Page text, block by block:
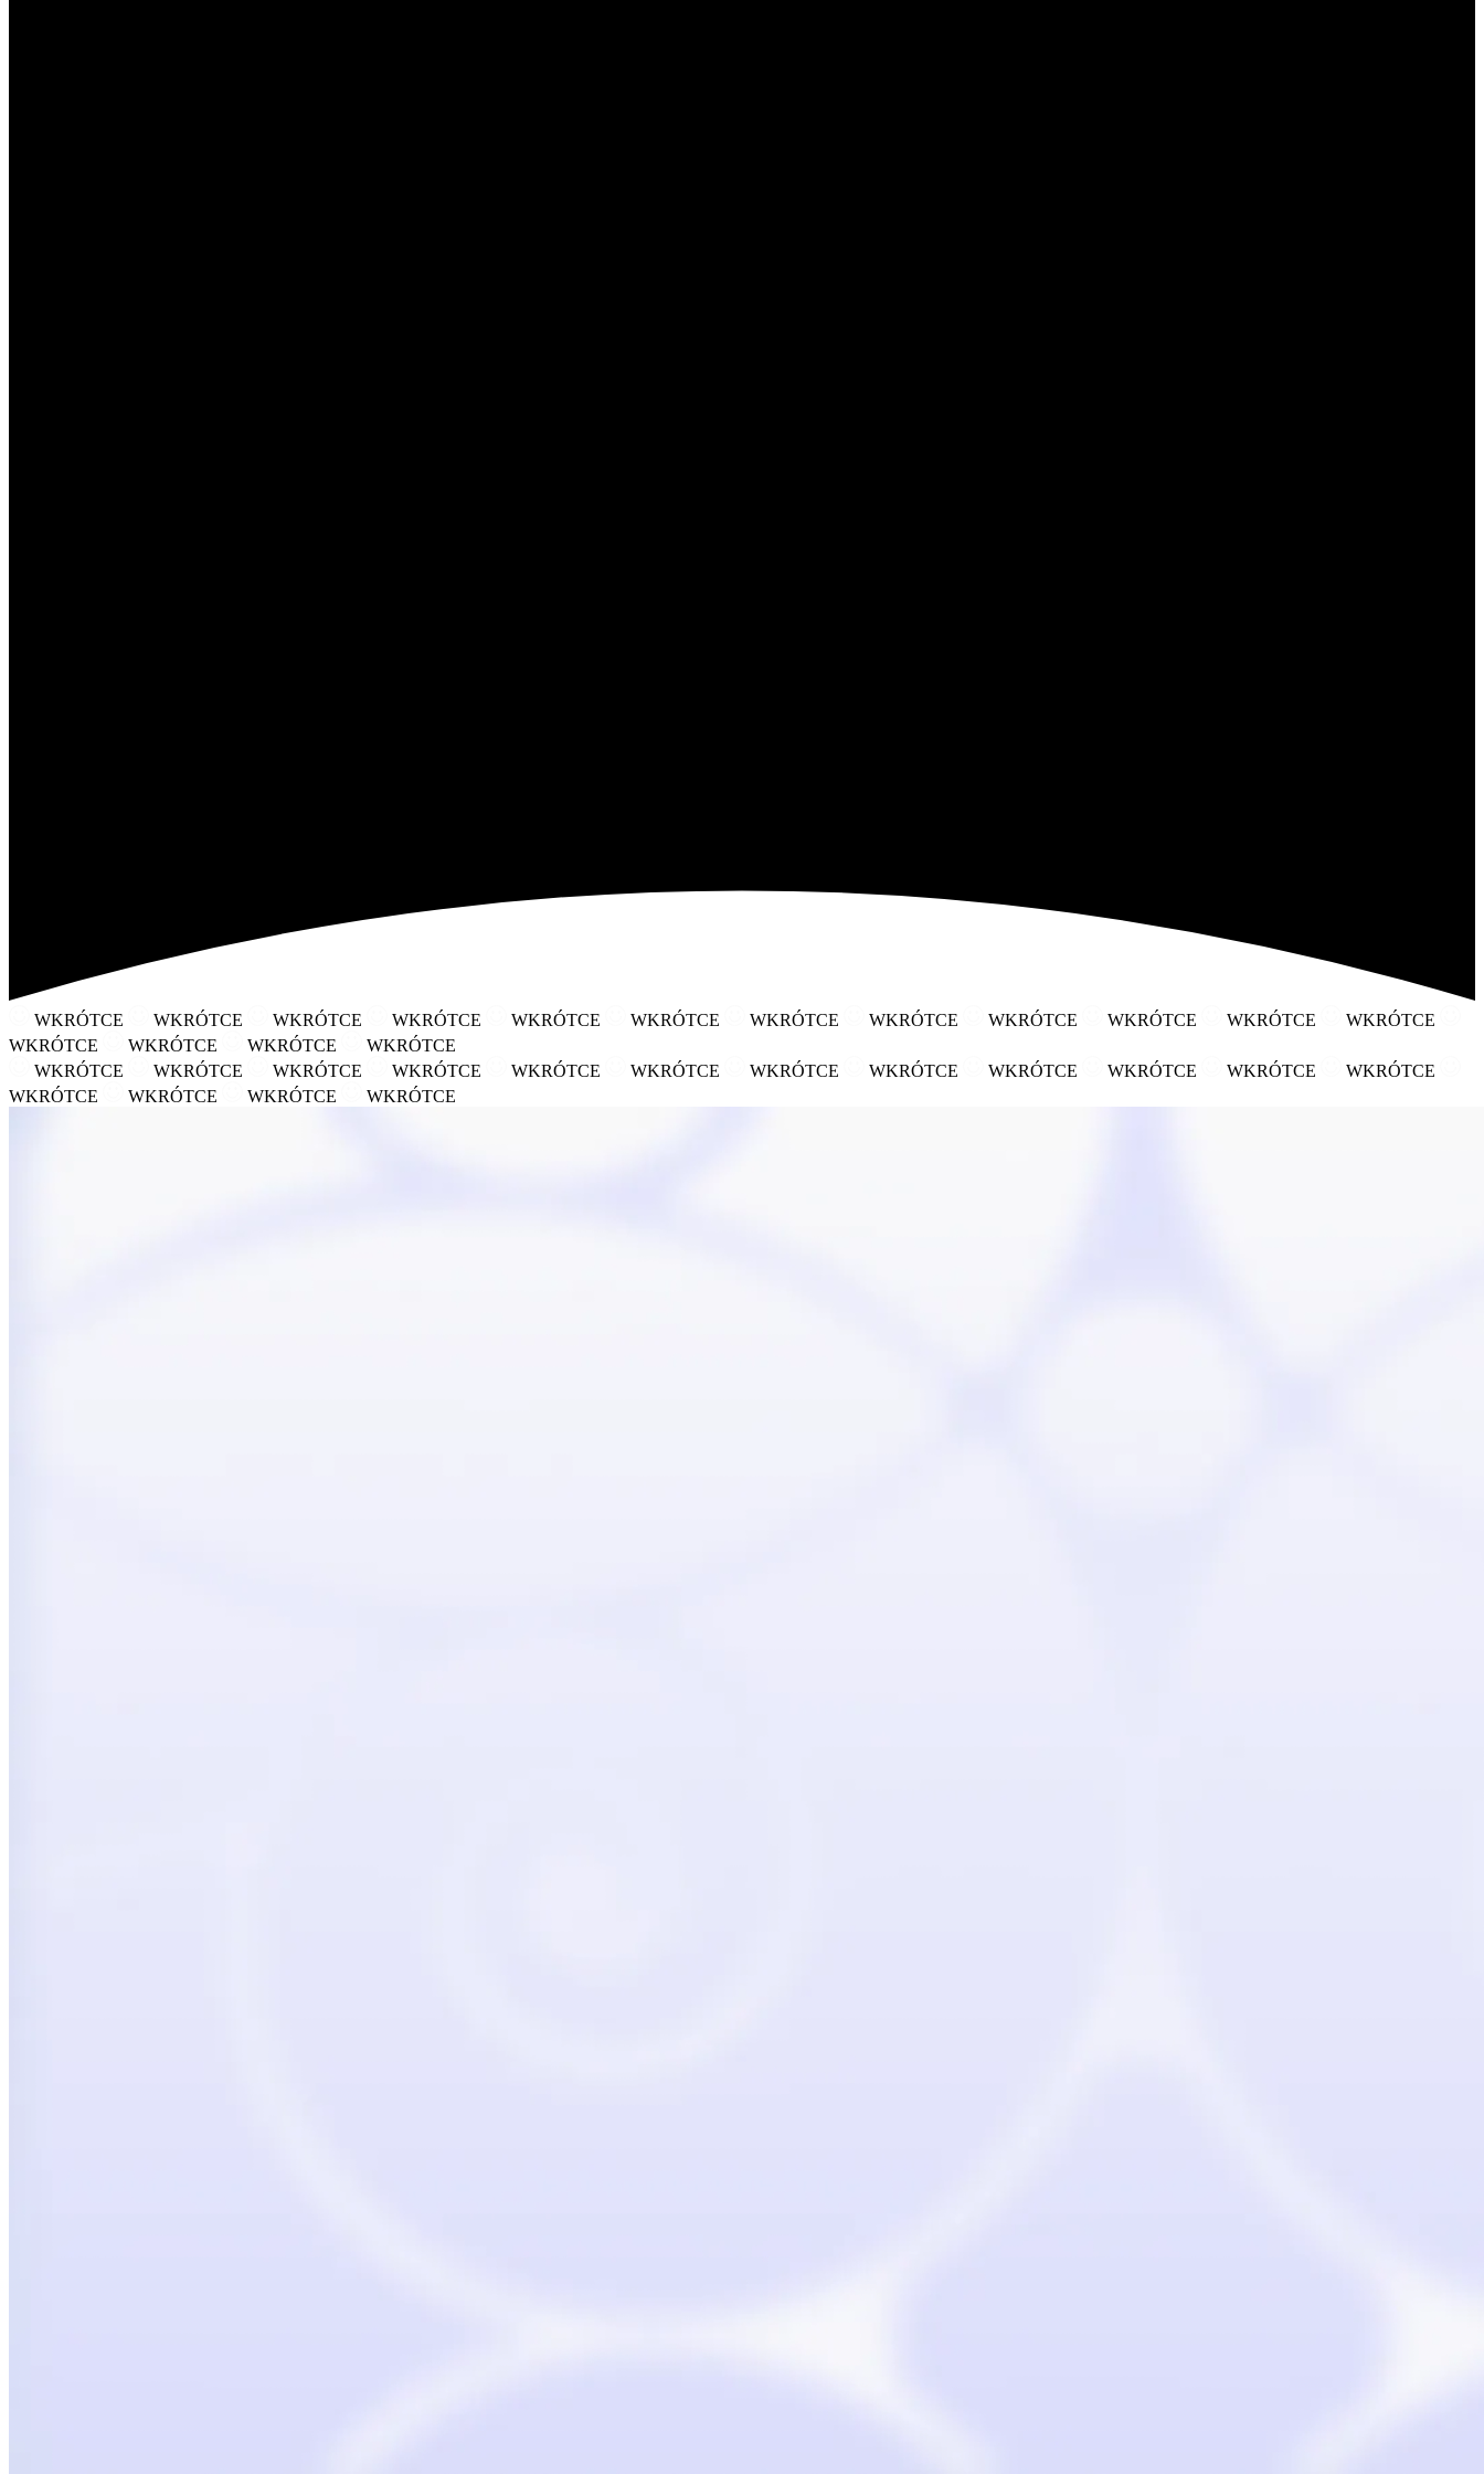
WKRÓTCE WKRÓTCE WKRÓTCE WKRÓTCE WKRÓTCE WKRÓTCE WKRÓTCE WKRÓTCE WKRÓTCE WKRÓTCE WKRÓTCE
WKRÓTCE
WKRÓTCE
WKRÓTCE WKRÓTCE
WKRÓTCE
WKRÓTCE
WKRÓTCE WKRÓTCE WKRÓTCE WKRÓTCE WKRÓTCE WKRÓTCE WKRÓTCE WKRÓTCE WKRÓTCE WKRÓTCE
WKRÓTCE
WKRÓTCE
WKRÓTCE WKRÓTCE WKRÓTCE